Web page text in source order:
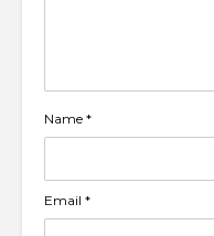
Name *
Email *